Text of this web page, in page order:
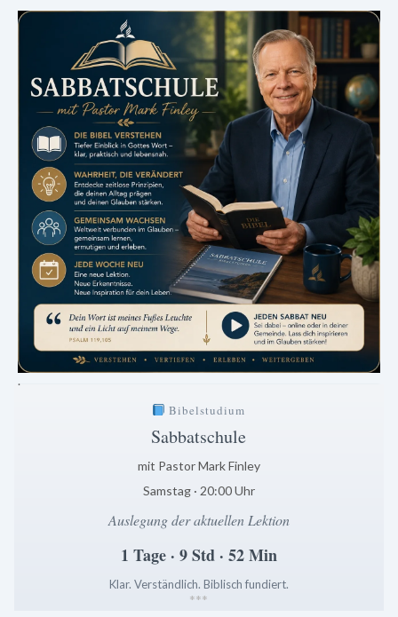
.
Bibelstudium
Sabbatschule
mit Pastor Mark Finley
Samstag · 20:00 Uhr
Auslegung der aktuellen Lektion
1 Tage · 9 Std · 52 Min
Klar. Verständlich. Biblisch fundiert.
***